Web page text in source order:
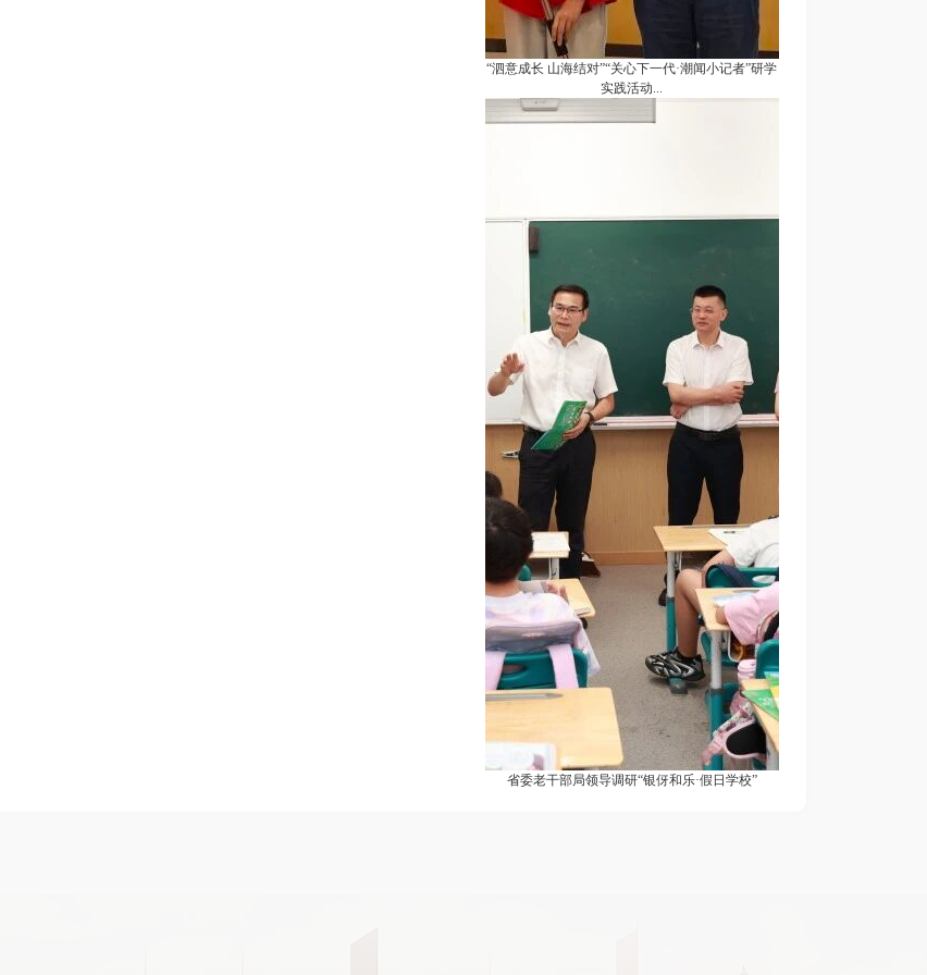
“泗意成长 山海结对”“关心下一代·潮闻小记者”研学
实践活动...
省委老干部局领导调研“银伢和乐·假日学校”